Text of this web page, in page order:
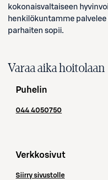
kokonaisvaltaiseen
henkilökuntamme
parhaiten sopii.
Varaa aika hoitolaan
Puhelin
044 4050750
Verkkosivut
Siirry sivustolle